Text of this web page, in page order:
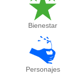
Bienestar
Personajes